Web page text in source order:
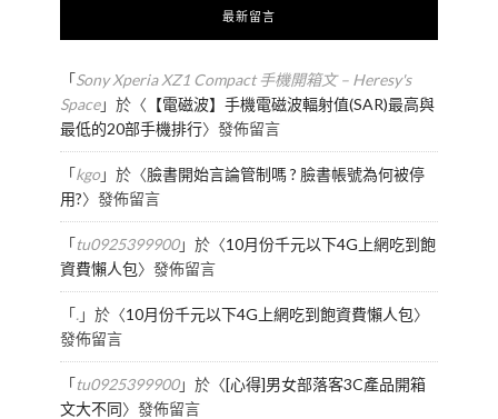
最新留言
「Sony Xperia XZ1 Compact 手機開箱文 – Heresy's
Space」於〈 【電磁波】手機電磁波輻射值(SAR)最高與
最低的20部手機排行〉發佈留言
「kgo」於〈臉書開始言論管制嗎 ? 臉書帳號為何被停
用?〉發佈留言
「tu0925399900」於〈10月份千元以下4G上網吃到飽
資費懶人包〉發佈留言
「.」於〈10月份千元以下4G上網吃到飽資費懶人包〉
發佈留言
「tu0925399900」於〈[心得]男女部落客3C產品開箱
文大不同〉發佈留言